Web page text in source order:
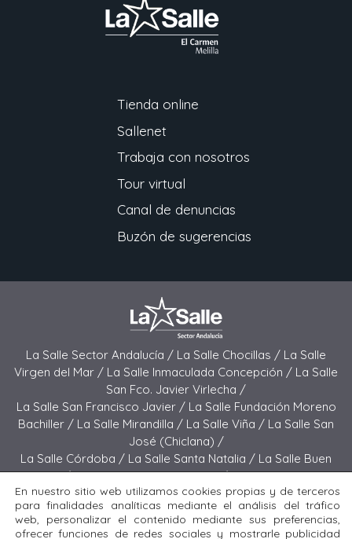
Tienda online
Sallenet
Trabaja con nosotros
Tour virtual
Canal de denuncias
Buzón de sugerencias
La Salle Sector Andalucía / La Salle Chocillas / La Salle
Virgen del Mar / La Salle Inmaculada Concepción / La Salle
San Fco. Javier Virlecha /
La Salle San Francisco Javier / La Salle Fundación Moreno
Bachiller / La Salle Mirandilla / La Salle Viña / La Salle San
José (Chiclana) /
La Salle Córdoba / La Salle Santa Natalia / La Salle Buen
Pastor /La Salle Sagrado Corazón /La Salle San José
(Jerez) / La Salle El Carmen (Melilla) /
La Salle Buen Consejo /La Salle El Carmen (San Fernando) /
La Salle San Francisco /La Salle Felipe Benito /La Salle La
En nuestro sitio web utilizamos cookies propias y de terceros
para finalidades analíticas mediante el análisis del tráfico
web, personalizar el contenido mediante sus preferencias,
ofrecer funciones de redes sociales y mostrarle publicidad